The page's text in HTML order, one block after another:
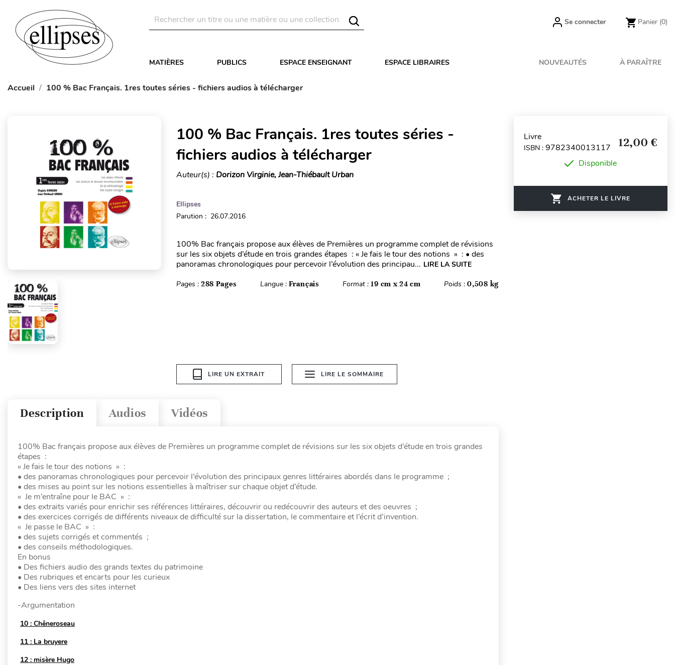
Se connecter Panier (0)
MATIÈRES PUBLICS ESPACE ENSEIGNANT ESPACE LIBRAIRES NOUVEAUTÉS À PARAÎTRE
Accueil 100 % Bac Français. 1res toutes séries - fichiers audios à télécharger
100 % Bac Français. 1res toutes séries -
fichiers audios à télécharger
Auteur(s) : Dorizon Virginie, Jean-Thiébault Urban
Ellipses
Parution : 26.07.2016
100% Bac français propose aux élèves de Premières un programme complet de révisions
sur les six objets d’étude en trois grandes étapes : « Je fais le tour des notions » : • des
panoramas chronologiques pour percevoir l’évolution des principau... LIRE LA SUITE
Pages : 288 Pages Langue :Français Format :19 cm x 24 cm Poids :0,508 kg
LIRE UN EXTRAIT LIRE LE SOMMAIRE
Vidéos
Audios
Description
100% Bac français propose aux élèves de Premières un programme complet de révisions sur les six objets d’étude en trois grandes
étapes :
« Je fais le tour des notions » :
• des panoramas chronologiques pour percevoir l’évolution des principaux genres littéraires abordés dans le programme ;
• des mises au point sur les notions essentielles à maîtriser sur chaque objet d’étude.
« Je m’entraîne pour le BAC » :
• des extraits variés pour enrichir ses références littéraires, découvrir ou redécouvrir des auteurs et des oeuvres ;
• des exercices corrigés de différents niveaux de difficulté sur la dissertation, le commentaire et l’écrit d’invention.
« Je passe le BAC » :
• des sujets corrigés et commentés ;
• des conseils méthodologiques.
En bonus
• Des fichiers audio des grands textes du patrimoine
• Des rubriques et encarts pour les curieux
• Des liens vers des sites internet
-Argumentation
10 : Chêneroseau
11 : La bruyere
12 : misère Hugo
Livre
ISBN : 9782340013117 12,00 €
Disponible
ACHETER LE LIVRE